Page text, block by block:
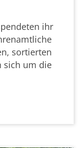
ihr
sortierten
sich um die